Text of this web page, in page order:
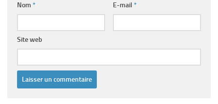
Nom * E-mail *
Site web